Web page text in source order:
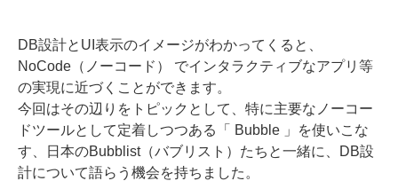
DB設計とUI表示のイメージがわかってくると、
NoCode（ノーコード） でインタラクティブなアプリ等
の実現に近づくことができます。
今回はその辺りをトピックとして、特に主要なノーコー
ドツールとして定着しつつある「 Bubble 」を使いこな
す、日本のBubblist（バブリスト）たちと一緒に、DB設
計について語らう機会を持ちました。